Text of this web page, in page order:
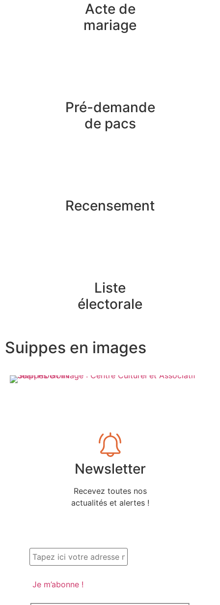
Acte de
mariage
Pré-demande
de pacs
Recensement
Liste
électorale
Suippes en images
Newsletter
Recevez toutes nos
actualités et alertes !